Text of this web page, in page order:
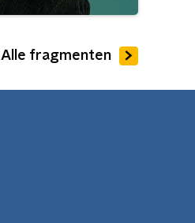
Alle fragmenten